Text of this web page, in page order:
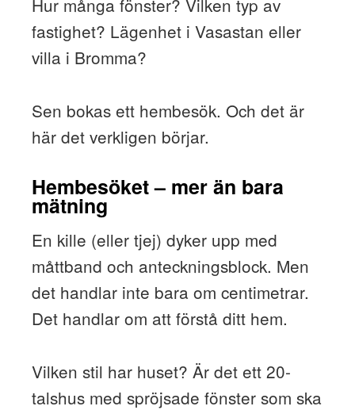
Hur många fönster? Vilken typ av
fastighet? Lägenhet i Vasastan eller
villa i Bromma?
Sen bokas ett hembesök. Och det är
här det verkligen börjar.
Hembesöket – mer än bara
mätning
En kille (eller tjej) dyker upp med
måttband och anteckningsblock. Men
det handlar inte bara om centimetrar.
Det handlar om att förstå ditt hem.
Vilken stil har huset? Är det ett 20-
talshus med spröjsade fönster som ska